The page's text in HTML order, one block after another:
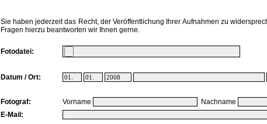
Sie haben jederzeit das Recht, der Veröffentlichung Ihrer Aufnahmen zu
Fragen hierzu beantworten wir Ihnen gerne.
Fotodatei:
Datum / Ort:
Fotograf: Vorname
Nachname
E-Mail: